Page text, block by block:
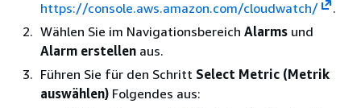
https://console.aws.amazon.com/cloudwatch/
.
Wählen Sie im Navigationsbereich Alarms und
Alarm erstellen aus.
Führen Sie für den Schritt Select Metric (Metrik
auswählen) Folgendes aus: